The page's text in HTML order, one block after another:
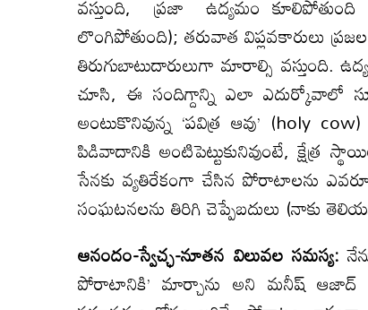
లొంగిపోతుంది); తరువాత విప్లవకారులు
తిరుగుబాటుదారులుగా మారాల్సి వస్తుంది.
చూసి, ఈ సందిగ్దాన్ని ఎలా ఎదుర్కోవాలో
అంటుకొనివున్న ‘పవిత్ర ఆవు’ (holy
పిడివాదానికి అంటిపెట్టుకునివుంటే, క్షేత్ర
సేనకు వ్యతిరేకంగా చేసిన పోరాటాలను
సంఘటనలను తిరిగి చెప్పేబదులు (నాకు
ఆనందం-స్వేచ్ఛ-నూతన విలువలసమస్య:
పోరాటానికి’ మార్చాను అని మనీష్ ఆజాద్